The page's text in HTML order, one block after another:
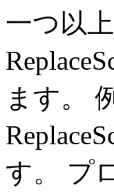
一つ以
ます。
す。 プ